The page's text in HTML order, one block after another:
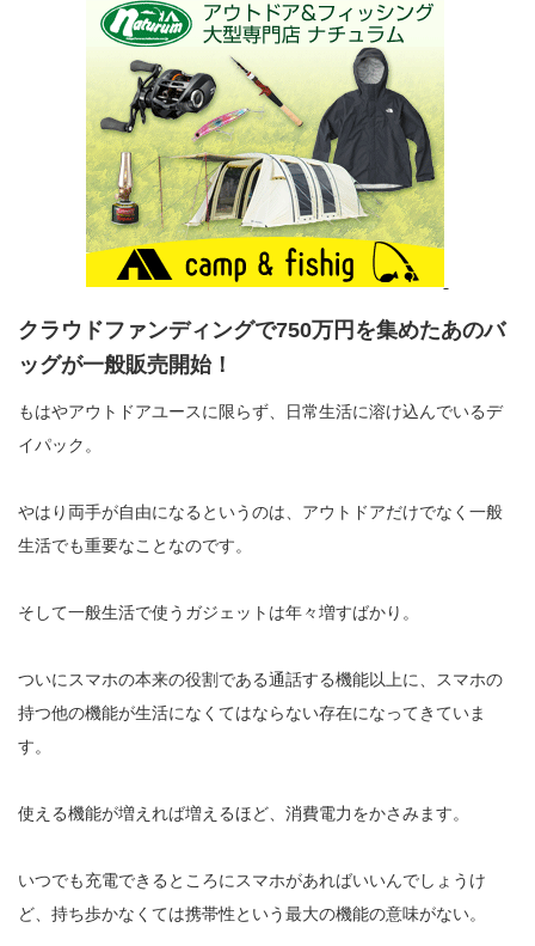
クラウドファンディングで750万円を集めたあのバ
ッグが一般販売開始！
もはやアウトドアユースに限らず、日常生活に溶け込んでいるデ
イパック。
やはり両手が自由になるというのは、アウトドアだけでなく一般
生活でも重要なことなのです。
そして一般生活で使うガジェットは年々増すばかり。
ついにスマホの本来の役割である通話する機能以上に、スマホの
持つ他の機能が生活になくてはならない存在になってきていま
す。
使える機能が増えれば増えるほど、消費電力をかさみます。
いつでも充電できるところにスマホがあればいいんでしょうけ
ど、持ち歩かなくては携帯性という最大の機能の意味がない。